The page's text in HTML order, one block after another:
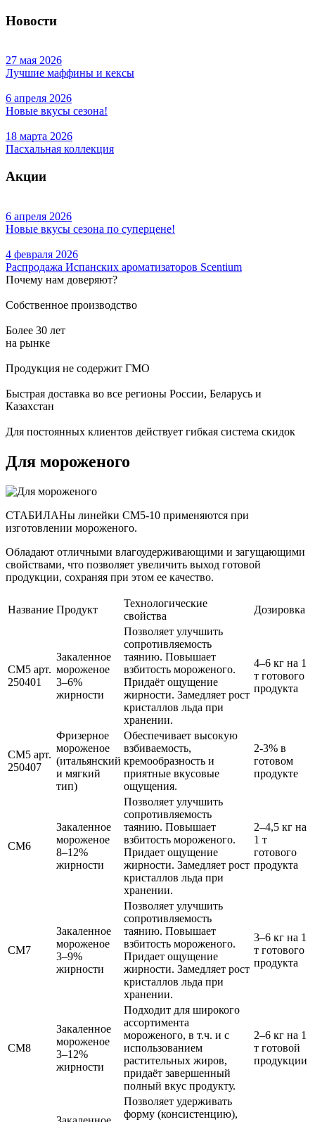
Новости
27 мая 2026
Лучшие маффины и кексы
6 апреля 2026
Новые вкусы сезона!
18 марта 2026
Пасхальная коллекция
Акции
6 апреля 2026
Новые вкусы сезона по суперцене!
4 февраля 2026
Распродажа Испанских ароматизаторов Scentium
Почему нам доверяют?
Собственное производство
Более 30 лет
на рынке
Продукция не содержит ГМО
Быстрая доставка во все регионы России, Беларусь и
Казахстан
Для постоянных клиентов действует гибкая система скидок
Для мороженого
СТАБИЛАНы линейки СМ5-10 применяются при
изготовлении мороженого.
Обладают отличными влагоудерживающими и загущающими
свойствами, что позволяет увеличить выход готовой
продукции, сохраняя при этом ее качество.
Название Продукт
Технологические
свойства
Дозировка
СМ5 арт.
250401
Закаленное
мороженое
3–6%
жирности
Позволяет улучшить
сопротивляемость
таянию. Повышает
взбитость мороженого.
Придаёт ощущение
жирности. Замедляет рост
кристаллов льда при
хранении.
4–6 кг на 1
т готового
продукта
СМ5 арт.
250407
Фризерное
мороженое
(итальянский
и мягкий
тип)
Обеспечивает высокую
взбиваемость,
кремообразность и
приятные вкусовые
ощущения.
2-3% в
готовом
продукте
СМ6
Закаленное
мороженое
8–12%
жирности
Позволяет улучшить
сопротивляемость
таянию. Повышает
взбитость мороженого.
Придает ощущение
жирности. Замедляет рост
кристаллов льда при
хранении.
2–4,5 кг на
1 т
готового
продукта
СМ7
Закаленное
мороженое
3–9%
жирности
Позволяет улучшить
сопротивляемость
таянию. Повышает
взбитость мороженого.
Придает ощущение
жирности. Замедляет рост
кристаллов льда при
хранении.
3–6 кг на 1
т готового
продукта
СМ8
Закаленное
мороженое
3–12%
жирности
Подходит для широкого
ассортимента
мороженого, в т.ч. и с
использованием
растительных жиров,
придаёт завершенный
полный вкус продукту.
2–6 кг на 1
т готовой
продукции
Позволяет удерживать
форму (консистенцию),